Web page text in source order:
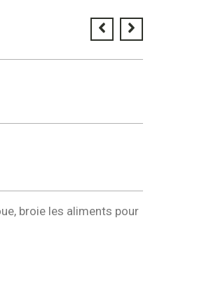
broie les aliments pour